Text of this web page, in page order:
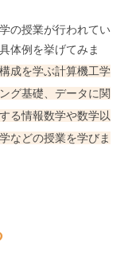
の授業が行われてい
体例を挙げてみま
成を学ぶ計算機工学
グ基礎、データに関
る情報数学や数学以
などの授業を学びま